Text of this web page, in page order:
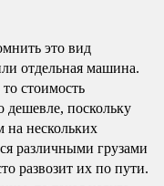
это вид
отдельная машина.
стоимость
дешевле, поскольку
на нескольких
различными грузами
развозит их по пути.